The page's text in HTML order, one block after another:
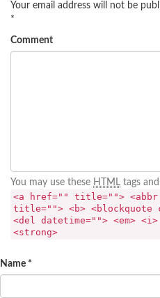
Your email address will not be
*
Comment
You may use these HTML tags
<a href="" title=""> <abbr
title=""> <b> <blockquote
<del datetime=""> <em>
<strong>
Name *